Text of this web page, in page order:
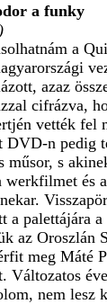
a funky
a
azaz
cifrázva,
vették fel
DVD-n pedig
műsor, s
werkfilmet és
a palettájára
az Oroszlán
meg Máté
Változatos
nem lesz